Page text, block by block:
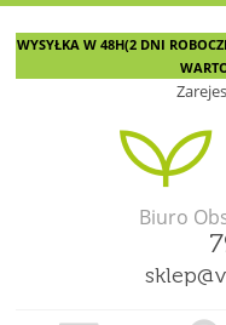
WYSYŁKA W 48H(2 DNI
Biuro